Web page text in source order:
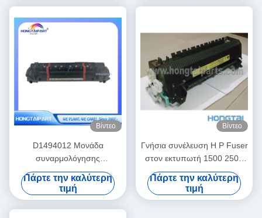
M477f
Βίντεο
D1494012 Μονάδα
συναρμολόγησης
συσσωρευτή για τη Ricoh
MP C4503 Μονάδα
συσσωρευτή
Πάρτε την καλύτερη
τιμή
Βίντεο
Γνήσια συνέλευση H P Fuser
στον εκτυπωτή 1500 2500
2550 2820 2840 RM1-3525
Πάρτε την καλύτερη
τιμή